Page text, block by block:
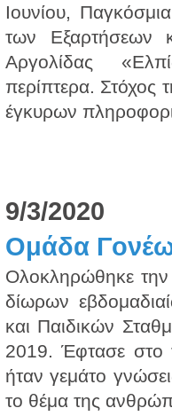
Ιουνίου,
των Εξαρτήσεων
Αργολίδας
περίπτερα. Στόχος
έγκυρων
9/3/2020
Ομάδα
Ολοκληρώθηκε
δίωρων
και Παιδικών
2019. Έφτασε στο
ήταν γεμάτο
το θέμα της